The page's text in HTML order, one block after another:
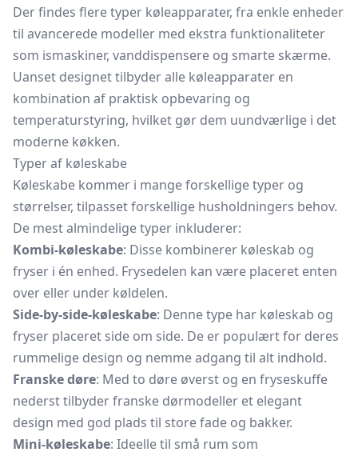
Der findes flere typer køleapparater, fra enkle enheder
til avancerede modeller med ekstra funktionaliteter
som ismaskiner, vanddispensere og smarte skærme.
Uanset designet tilbyder alle køleapparater en
kombination af praktisk opbevaring og
temperaturstyring, hvilket gør dem uundværlige i det
moderne køkken.
Typer af køleskabe
Køleskabe kommer i mange forskellige typer og
størrelser, tilpasset forskellige husholdningers behov.
De mest almindelige typer inkluderer:
Kombi-køleskabe: Disse kombinerer køleskab og
fryser i én enhed. Frysedelen kan være placeret enten
over eller under køldelen.
Side-by-side-køleskabe: Denne type har køleskab og
fryser placeret side om side. De er populært for deres
rummelige design og nemme adgang til alt indhold.
Franske døre: Med to døre øverst og en fryseskuffe
nederst tilbyder franske dørmodeller et elegant
design med god plads til store fade og bakker.
Mini-køleskabe: Ideelle til små rum som